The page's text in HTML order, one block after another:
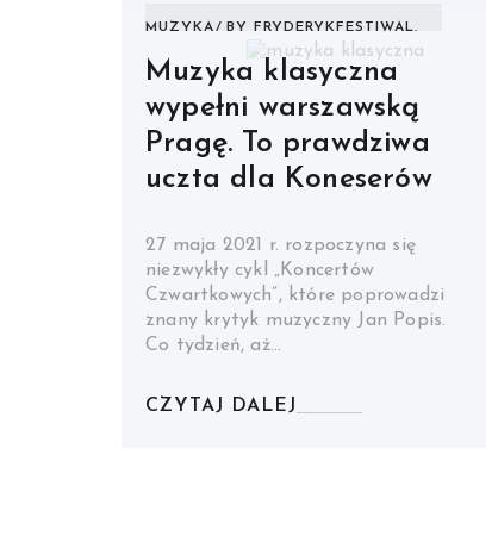
MUZYKA BY FRYDERYKFESTIWAL.
Muzyka klasyczna
wypełni warszawską
Pragę. To prawdziwa
uczta dla Koneserów
27 maja 2021 r. rozpoczyna się
niezwykły cykl „Koncertów
Czwartkowych”, które poprowadzi
znany krytyk muzyczny Jan Popis.
Co tydzień, aż…
CZYTAJ DALEJ